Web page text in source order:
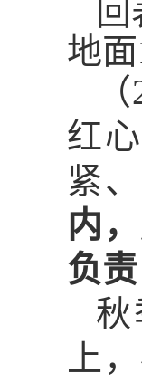
地面
（
红
紧
内
负责
上